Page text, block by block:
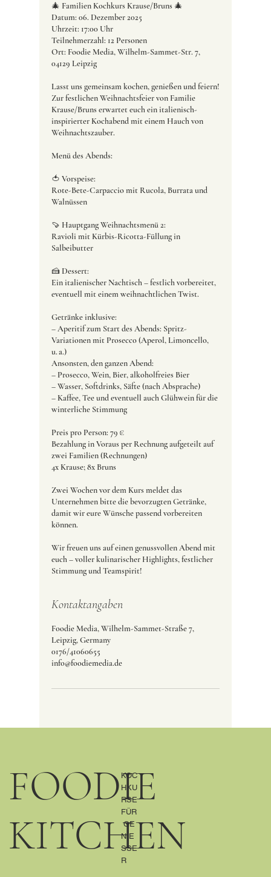
🎄 Familien Kochkurs Krause/Bruns 🎄
Datum: 06. Dezember 2025
Uhrzeit: 17:00 Uhr
Teilnehmerzahl: 12 Personen
Ort: Foodie Media, Wilhelm-Sammet-Str. 7,
04129 Leipzig
Lasst uns gemeinsam kochen, genießen und feiern!
Zur festlichen Weihnachtsfeier von Familie
Krause/Bruns erwartet euch ein italienisch-
inspirierter Kochabend mit einem Hauch von
Weihnachtszauber.
Menü des Abends:
🍅 Vorspeise:
Rote-Bete-Carpaccio mit Rucola, Burrata und
Walnüssen
🍠 Hauptgang Weihnachtsmenü 2:
Ravioli mit Kürbis-Ricotta-Füllung in
Salbeibutter
🍰 Dessert:
Ein italienischer Nachtisch – festlich vorbereitet,
eventuell mit einem weihnachtlichen Twist.
Getränke inklusive:
– Aperitif zum Start des Abends: Spritz-
Variationen mit Prosecco (Aperol, Limoncello,
u. a.)
Ansonsten, den ganzen Abend:
– Prosecco, Wein, Bier, alkoholfreies Bier
– Wasser, Softdrinks, Säfte (nach Absprache)
– Kaffee, Tee und eventuell auch Glühwein für die
winterliche Stimmung
Preis pro Person: 79 €
Bezahlung in Voraus per Rechnung aufgeteilt auf
zwei Familien (Rechnungen)
4x Krause; 8x Bruns
Zwei Wochen vor dem Kurs meldet das
Unternehmen bitte die bevorzugten Getränke,
damit wir eure Wünsche passend vorbereiten
können.
Wir freuen uns auf einen genussvollen Abend mit
euch – voller kulinarischer Highlights, festlicher
Stimmung und Teamspirit!
Kontaktangaben
Foodie Media, Wilhelm-Sammet-Straße 7,
Leipzig, Germany
0176/41060655
info@foodiemedia.de
FOODIE
KITCHEN
KOC
HKU
RSE
FÜR
GE
NIE
SSE
R